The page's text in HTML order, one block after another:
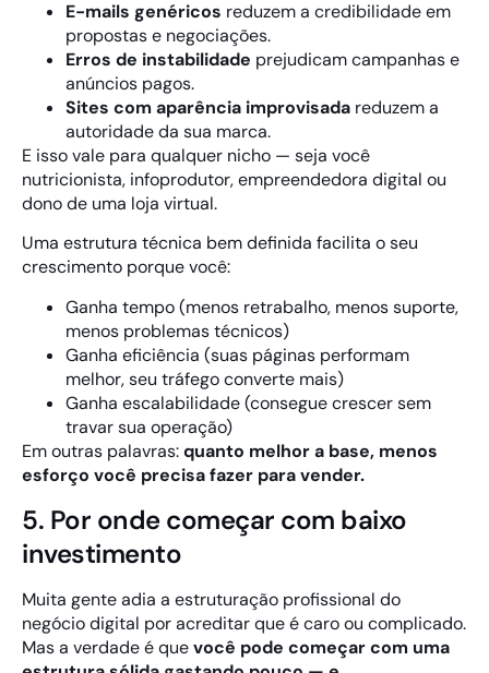
E-mails genéricos reduzem a credibilidade em
propostas e negociações.
Erros de instabilidade prejudicam campanhas e
anúncios pagos.
Sites com aparência improvisada reduzem a
autoridade da sua marca.
E isso vale para qualquer nicho — seja você
nutricionista, infoprodutor, empreendedora digital ou
dono de uma loja virtual.
Uma estrutura técnica bem definida facilita o seu
crescimento porque você:
Ganha tempo (menos retrabalho, menos suporte,
menos problemas técnicos)
Ganha eficiência (suas páginas performam
melhor, seu tráfego converte mais)
Ganha escalabilidade (consegue crescer sem
travar sua operação)
Em outras palavras:quanto melhor a base, menos
esforço você precisa fazer para vender.
5. Por onde começar com baixo
investimento
Muita gente adia a estruturação profissional do
negócio digital por acreditar que é caro ou complicado.
Mas a verdade é quevocê pode começar com uma